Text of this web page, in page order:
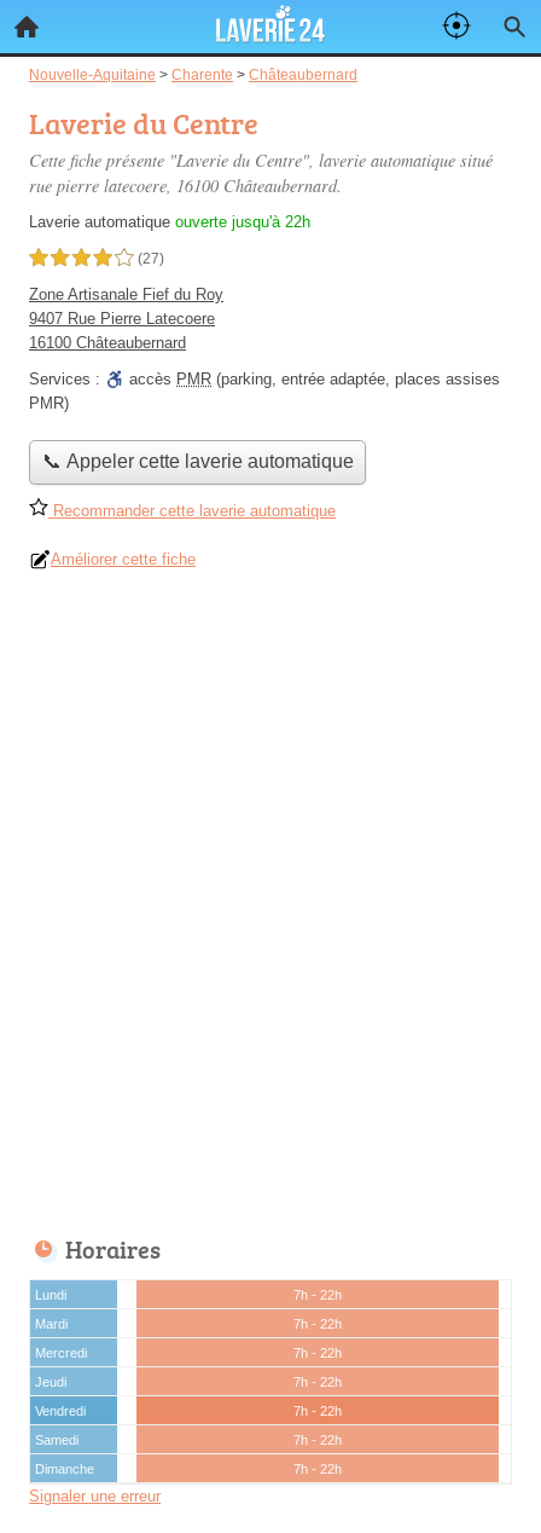
Nouvelle-Aquitaine > Charente > Châteaubernard
Laverie du Centre
Cette fiche présente "Laverie du Centre", laverie automatique situé
rue pierre latecoere, 16100 Châteaubernard.
Laverie automatique ouverte jusqu'à 22h
4,0 étoiles sur 5 (27)
Zone Artisanale Fief du Roy
9407 Rue Pierre Latecoere
16100 Châteaubernard
Services :
accès PMR (parking, entrée adaptée, places assises
PMR)
📞 Appeler cette laverie automatique
Recommander cette laverie automatique
Améliorer cette fiche
Horaires
Lundi
7h - 22h
Mardi
7h - 22h
Mercredi
7h - 22h
Jeudi
7h - 22h
Vendredi
7h - 22h
Samedi
7h - 22h
Dimanche
7h - 22h
Signaler une erreur